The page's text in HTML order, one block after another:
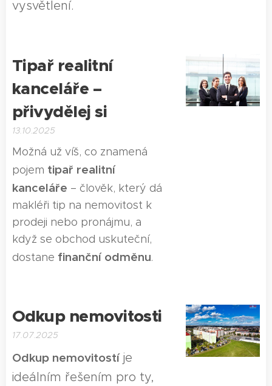
vysvětlení.
Tipař realitní
kanceláře –
přivydělej si
13.10.2025
Možná už víš, co znamená
pojem tipař realitní
kanceláře – člověk, který dá
makléři tip na nemovitost k
prodeji nebo pronájmu, a
když se obchod uskuteční,
dostane finanční odměnu.
Odkup nemovitosti
17.07.2025
Odkup nemovitostíje
ideálním řešením pro ty,